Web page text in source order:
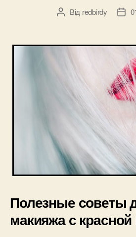
Автор
Від redbirdy
Полезные советы
макияжа с